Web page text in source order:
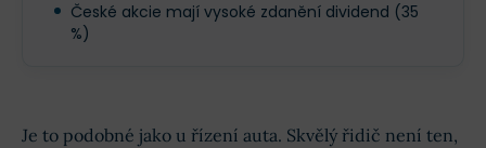
České akcie mají vysoké zdanění dividend (35
%)
Je to podobné jako u řízení auta. Skvělý řidič není ten,